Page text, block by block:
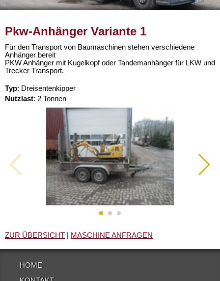
Pkw-Anhänger Variante 1
Für den Transport von Baumaschinen stehen verschiedene
Anhänger bereit
PKW Anhänger mit Kugelkopf oder Tandemanhänger für LKW und
Trecker Transport.
Typ: Dreisentenkipper
Nutzlast: 2 Tonnen
ZUR ÜBERSICHT MASCHINE ANFRAGEN
HOME